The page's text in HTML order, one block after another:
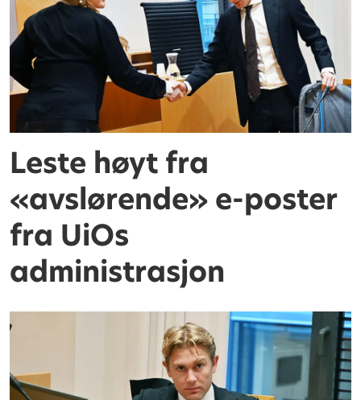
Leste høyt fra
«avslørende» e-poster
fra UiOs
administrasjon